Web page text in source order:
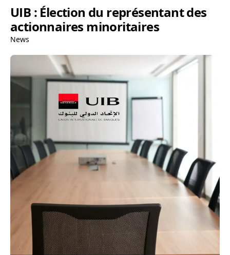
UIB : Élection du représentant des
actionnaires minoritaires
News